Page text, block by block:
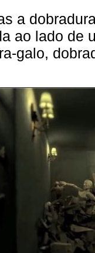
a
ao lado de
galo,